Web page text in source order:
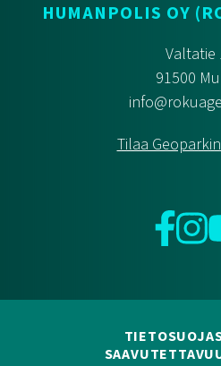
HUMANPOLIS OY
Valtatie
91500
Tilaa